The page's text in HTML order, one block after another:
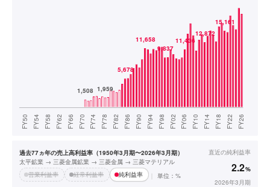
過去77ヵ年の売上高利益率（1950年3月期〜2026年3月期）
太平鉱業 → 三菱金属鉱業 → 三菱金属 → 三菱マテリアル
営業利益率
経常利益率 純利益率 単位：%
直近の純利益率
2.2%
2026年3月期